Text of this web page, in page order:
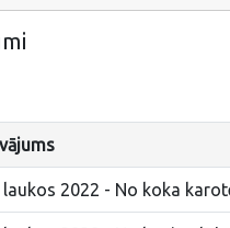
2022 - No koka